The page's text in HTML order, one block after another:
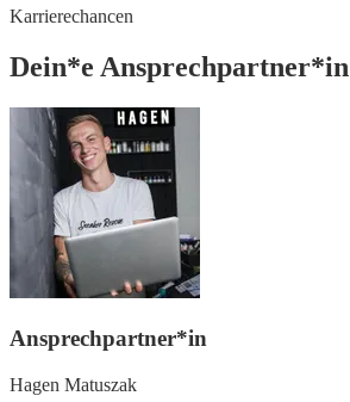
Karrierechancen
Dein*e Ansprechpartner*in
Ansprechpartner*in
Hagen Matuszak